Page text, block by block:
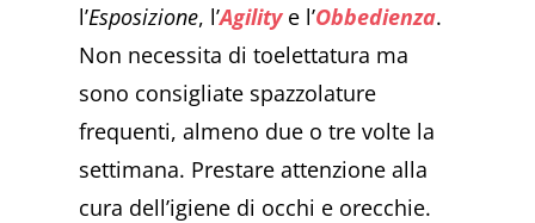
l’Esposizione, l’Agilitye l’Obbedienza.
Non necessita di toelettatura ma
sono consigliate spazzolature
frequenti, almeno due o tre volte la
settimana. Prestare attenzione alla
cura dell’igiene di occhi e orecchie.